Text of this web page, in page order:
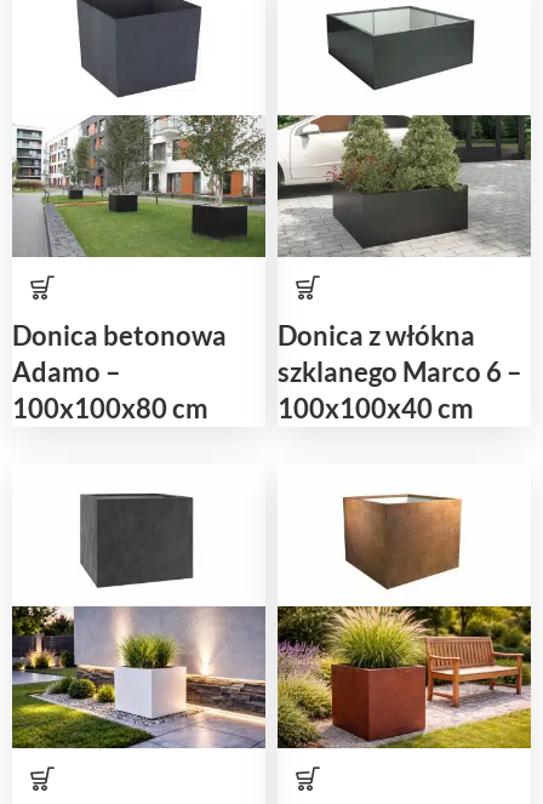
Donica betonowa
Adamo –
100x100x80 cm
Donica z włókna
szklanego Marco 6 –
100x100x40 cm